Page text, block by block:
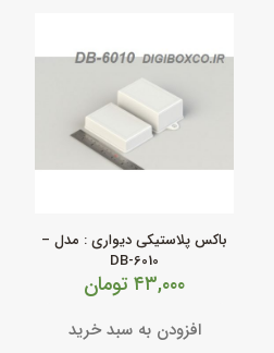
باکس پلاستیکی دیواری : مدل –
DB-6010
۴۳,۰۰۰ تومان
افزودن به سبد خرید